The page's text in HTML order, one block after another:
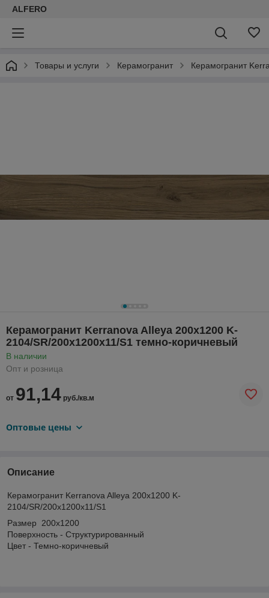
ALFERO
Товары и услуги Керамогранит Керамогранит
Керамогранит Kerranova Alleya 200х1200 K-
2104/SR/200x1200x11/S1 темно-коричневый
В наличии
Опт и розница
от 91,14 руб./кв.м
Оптовые цены
Описание
Керамогранит Kerranova Alleya 200х1200 K-
2104/SR/200x1200x11/S1
Размер 200x1200
Поверхность - Структурированный
Цвет - Темно-коричневый